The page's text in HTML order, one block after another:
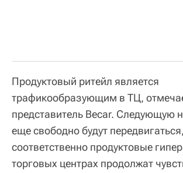
Продуктовый ритейл является
трафикообразующим в ТЦ,
представитель Becar. Следующую
еще свободно будут передвигаться,
соответственно продуктовые
торговых центрах продолжат